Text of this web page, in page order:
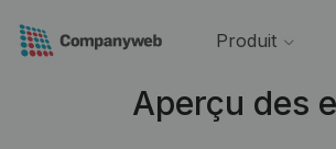
Produit
Aperçu des